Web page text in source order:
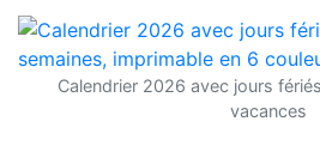
Calendrier 2026 avec jours
vacances